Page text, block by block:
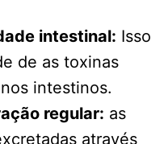
intestinal: Isso
de as toxinas
intestinos.
regular: as
através